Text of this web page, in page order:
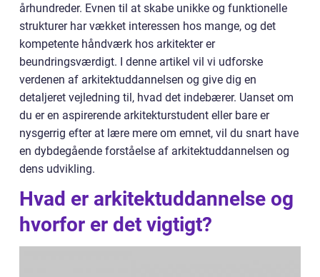
århundreder. Evnen til at skabe unikke og funktionelle
strukturer har vækket interessen hos mange, og det
kompetente håndværk hos arkitekter er
beundringsværdigt. I denne artikel vil vi udforske
verdenen af arkitektuddannelsen og give dig en
detaljeret vejledning til, hvad det indebærer. Uanset om
du er en aspirerende arkitekturstudent eller bare er
nysgerrig efter at lære mere om emnet, vil du snart have
en dybdegående forståelse af arkitektuddannelsen og
dens udvikling.
Hvad er arkitektuddannelse og
hvorfor er det vigtigt?